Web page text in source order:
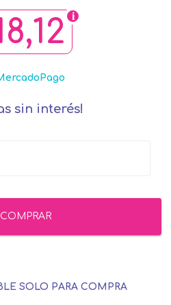
sin interés!
SOLO PARA COMPRA